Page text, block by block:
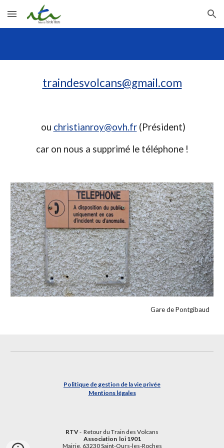
Skip to main content Skip to navigation
traindesvolcans@gmail.com
ou christianroy@ovh.fr(Président)
car on nous a supprimé le téléphone !
Gare de Pontgibaud
Politique de gestion de la vie privée
Mentions légales
RTV- Retour du Train des Volcans
Association loi 1901
Mairie, 63230 Saint-Ours-les-Roches